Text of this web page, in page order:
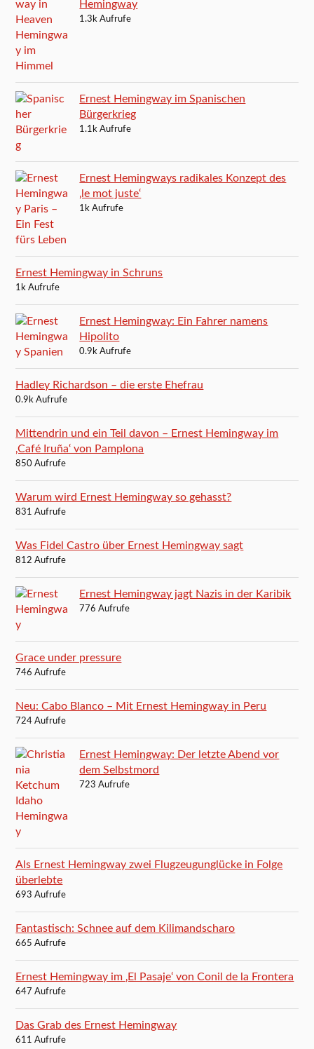
Hemingway
1.3k Aufrufe
Ernest Hemingway im Spanischen
Bürgerkrieg
1.1k Aufrufe
Ernest Hemingways radikales Konzept des
‚le mot juste‘
1k Aufrufe
Ernest Hemingway in Schruns
1k Aufrufe
Ernest Hemingway: Ein Fahrer namens
Hipolito
0.9k Aufrufe
Hadley Richardson – die erste Ehefrau
0.9k Aufrufe
Mittendrin und ein Teil davon – Ernest Hemingway im
‚Café Iruña‘ von Pamplona
850 Aufrufe
Warum wird Ernest Hemingway so gehasst?
831 Aufrufe
Was Fidel Castro über Ernest Hemingway sagt
812 Aufrufe
Ernest Hemingway jagt Nazis in der Karibik
776 Aufrufe
Grace under pressure
746 Aufrufe
Neu: Cabo Blanco – Mit Ernest Hemingway in Peru
724 Aufrufe
Ernest Hemingway: Der letzte Abend vor
dem Selbstmord
723 Aufrufe
Als Ernest Hemingway zwei Flugzeugunglücke in Folge
überlebte
693 Aufrufe
Fantastisch: Schnee auf dem Kilimandscharo
665 Aufrufe
Ernest Hemingway im ‚El Pasaje‘ von Conil de la Frontera
647 Aufrufe
Das Grab des Ernest Hemingway
611 Aufrufe